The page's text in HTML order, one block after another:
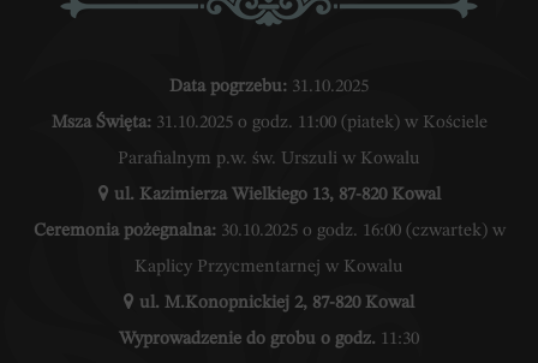
Data pogrzebu: 31.10.2025
Msza Święta: 31.10.2025 o godz. 11:00 (piatek) w Kościele
Parafialnym p.w. św. Urszuli w Kowalu
ul. Kazimierza Wielkiego 13, 87-820 Kowal
Ceremonia pożegnalna: 30.10.2025 o godz. 16:00 (czwartek) w
Kaplicy Przycmentarnej w Kowalu
ul. M.Konopnickiej 2, 87-820 Kowal
Wyprowadzenie do grobu o godz. 11:30